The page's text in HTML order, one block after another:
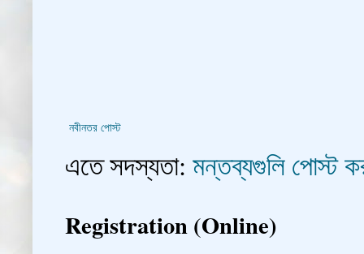
নবীনতর পোস্ট
এতে সদস্যতা: মন্তব্যগুলি পোস্ট
Registration (Online)